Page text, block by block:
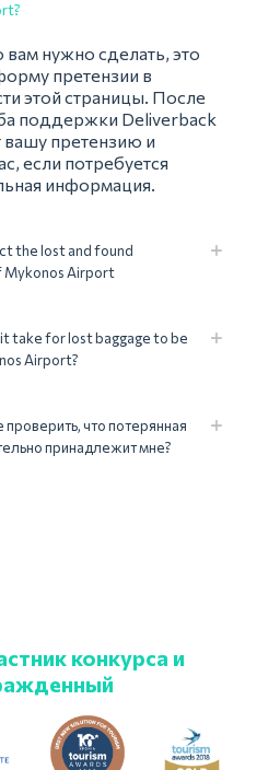
вам нужно сделать, это
претензии в
этой страницы. После
поддержки Deliverback
вашу претензию и
если потребуется
информация.
the lost and found
Airport
take for lost baggage to be
Airport?
что потерянная
принадлежит мне?
конкурса и